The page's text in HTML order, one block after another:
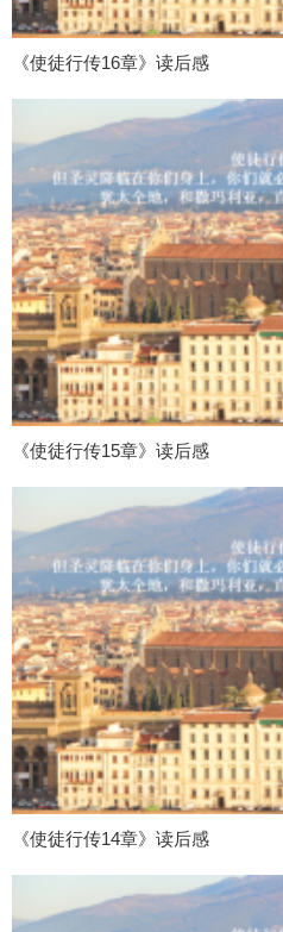
《使徒行传16章》读后感
《使徒行传15章》读后感
《使徒行传14章》读后感